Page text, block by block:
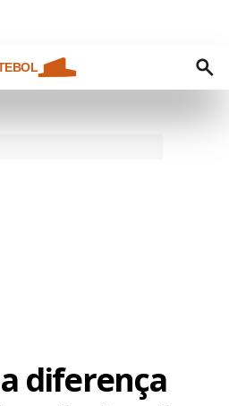
diferença